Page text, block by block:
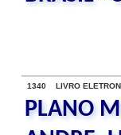
1340 LIVRO
PLANO